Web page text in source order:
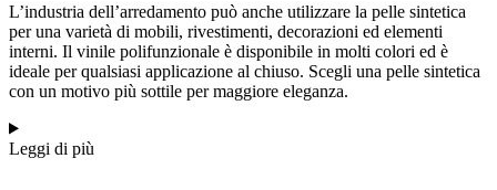
L’industria dell’arredamento può anche utilizzare la pelle sintetica
per una varietà di mobili, rivestimenti, decorazioni ed elementi
interni. Il vinile polifunzionale è disponibile in molti colori ed è
ideale per qualsiasi applicazione al chiuso. Scegli una pelle sintetica
con un motivo più sottile per maggiore eleganza.
Leggi di più